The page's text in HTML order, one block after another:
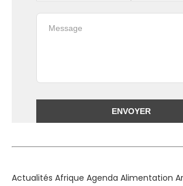
Actualités Afrique Agenda Alimentation